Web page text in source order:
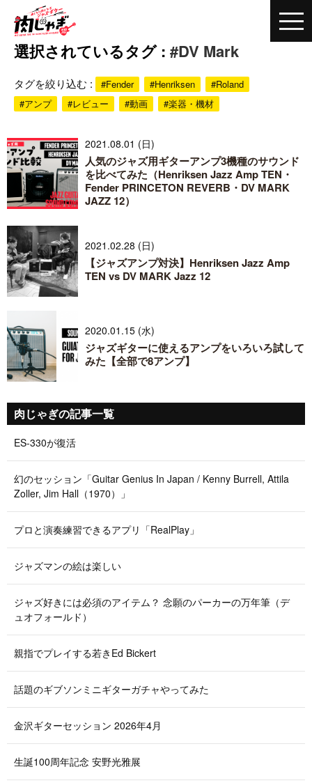
選択されているタグ : #DV Mark
タグを絞り込む : #Fender #Henriksen
#Roland
#アンプ
#レビュー #動画 #楽器・機材
2021.08.01 (日)
人気のジャズ用ギターアンプ3機種のサウンド
を比べてみた（Henriksen Jazz Amp TEN・
Fender PRINCETON REVERB・DV MARK
JAZZ 12）
2021.02.28 (日)
【ジャズアンプ対決】Henriksen Jazz Amp
TEN vs DV MARK Jazz 12
2020.01.15 (水)
ジャズギターに使えるアンプをいろいろ試して
みた【全部で8アンプ】
肉じゃぎの記事一覧
ES-330が復活
幻のセッション「Guitar Genius In Japan / Kenny Burrell, Attila
Zoller, Jim Hall（1970）」
プロと演奏練習できるアプリ「RealPlay」
ジャズマンの絵は楽しい
ジャズ好きには必須のアイテム？ 念願のパーカーの万年筆（デ
ュオフォールド）
親指でプレイする若きEd Bickert
話題のギブソンミニギターガチャやってみた
金沢ギターセッション 2026年4月
生誕100周年記念 安野光雅展